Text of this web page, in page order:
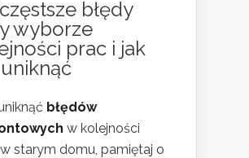
błędy
wyborze
prac i jak
błędów
w kolejności
starym domu, pamiętaj o